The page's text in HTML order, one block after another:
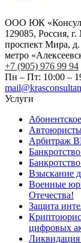
ООО ЮК
129085, Россия,
проспект Мира,
метро
+7 (905) 976 99 94
Пн – Пт: 10:00 –
Услуги
Арбитраж
Взыскание
Военные
Отечества!
Защита
цифровых